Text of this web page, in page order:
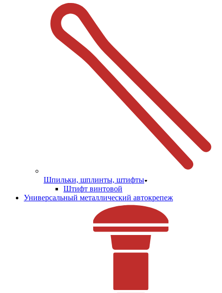
Шпильки, шплинты, штифты
Штифт винтовой
Универсальный металлический автокрепеж